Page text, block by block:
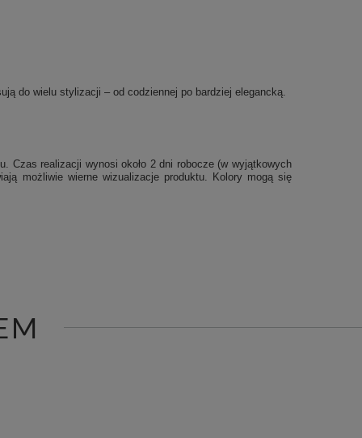
do wielu stylizacji – od codziennej po bardziej elegancką.
Czas realizacji wynosi około 2 dni robocze (w wyjątkowych
możliwie wierne wizualizacje produktu. Kolory mogą się